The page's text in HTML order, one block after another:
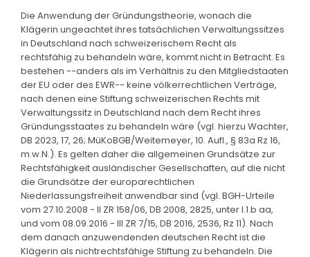
Die Anwendung der Gründungstheorie, wonach die
Klägerin ungeachtet ihres tatsächlichen Verwaltungssitzes
in Deutschland nach schweizerischem Recht als
rechtsfähig zu behandeln wäre, kommt nicht in Betracht. Es
bestehen --anders als im Verhältnis zu den Mitgliedstaaten
der EU oder des EWR-- keine völkerrechtlichen Verträge,
nach denen eine Stiftung schweizerischen Rechts mit
Verwaltungssitz in Deutschland nach dem Recht ihres
Gründungsstaates zu behandeln wäre (vgl. hierzu Wachter,
DB 2023, 17, 26; MüKoBGB/Weitemeyer, 10. Aufl., § 83a Rz 16,
m.w.N.). Es gelten daher die allgemeinen Grundsätze zur
Rechtsfähigkeit ausländischer Gesellschaften, auf die nicht
die Grundsätze der europarechtlichen
Niederlassungsfreiheit anwendbar sind (vgl. BGH-Urteile
vom 27.10.2008 - II ZR 158/06, DB 2008, 2825, unter I.1.b aa,
und vom 08.09.2016 - III ZR 7/15, DB 2016, 2536, Rz 11). Nach
dem danach anzuwendenden deutschen Recht ist die
Klägerin als nichtrechtsfähige Stiftung zu behandeln. Die